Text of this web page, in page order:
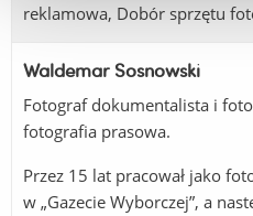
reklamowa, Dobór sprzętu
Waldemar Sosnowski
Fotograf dokumentalista i
fotografia prasowa.
Przez 15 lat pracował jako
w „Gazecie Wyborczej”, a